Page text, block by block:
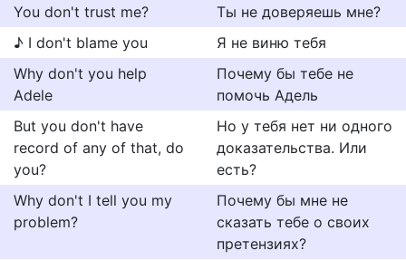
You don't trust me?
Ты не доверяешь мне?
♪ I don't blame you
Я не виню тебя
Why don't you help
Adele
Почему бы тебе не
помочь Адель
But you don't have
record of any of that, do
you?
Но у тебя нет ни одного
доказательства. Или
есть?
Why don't I tell you my
problem?
Почему бы мне не
сказать тебе о своих
претензиях?